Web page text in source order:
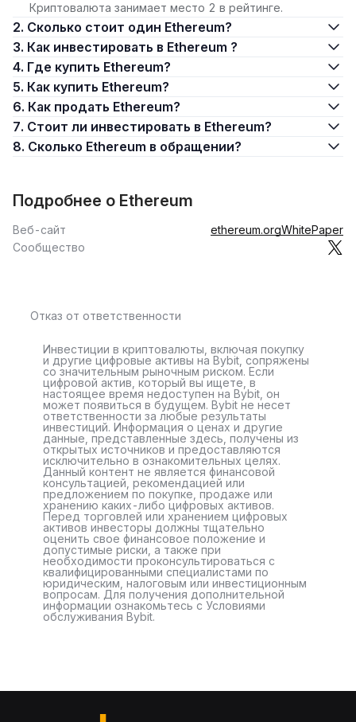
Криптовалюта занимает место 2 в рейтинге.
2. Сколько стоит один Ethereum?
3. Как инвестировать в Ethereum ?
4. Где купить Ethereum?
5. Как купить Ethereum?
6. Как продать Ethereum?
7. Стоит ли инвестировать в Ethereum?
8. Сколько Ethereum в обращении?
Подробнее о Ethereum
Веб-сайт ethereum.orgWhitePaper
Сообщество
Отказ от ответственности
Инвестиции в криптовалюты, включая покупку
и другие цифровые активы на Bybit, сопряжены
со значительным рыночным риском. Если
цифровой актив, который вы ищете, в
настоящее время недоступен на Bybit, он
может появиться в будущем. Bybit не несет
ответственности за любые результаты
инвестиций. Информация о ценах и другие
данные, представленные здесь, получены из
открытых источников и предоставляются
исключительно в ознакомительных целях.
Данный контент не является финансовой
консультацией, рекомендацией или
предложением по покупке, продаже или
хранению каких-либо цифровых активов.
Перед торговлей или хранением цифровых
активов инвесторы должны тщательно
оценить свое финансовое положение и
допустимые риски, а также при
необходимости проконсультироваться с
квалифицированными специалистами по
юридическим, налоговым или инвестиционным
вопросам. Для получения дополнительной
информации ознакомьтесь с Условиями
обслуживания Bybit.